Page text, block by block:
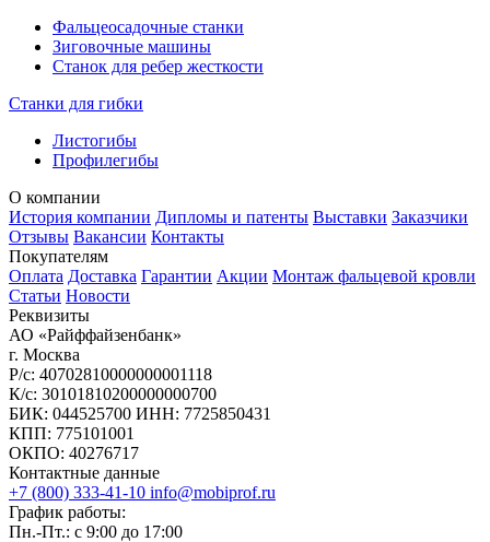
Фальцеосадочные станки
Зиговочные машины
Станок для ребер жесткости
Станки для гибки
Листогибы
Профилегибы
О компании
История компании Дипломы и патенты Выставки Заказчики
Отзывы Вакансии Контакты
Покупателям
Оплата Доставка Гарантии Акции Монтаж фальцевой кровли
Статьи Новости
Реквизиты
АО «Райффайзенбанк»
г. Москва
Р/с: 40702810000000001118
К/с: 30101810200000000700
БИК: 044525700 ИНН: 7725850431
КПП: 775101001
ОКПО: 40276717
Контактные данные
+7 (800) 333-41-10 info@mobiprof.ru
График работы:
Пн.-Пт.: с 9:00 до 17:00